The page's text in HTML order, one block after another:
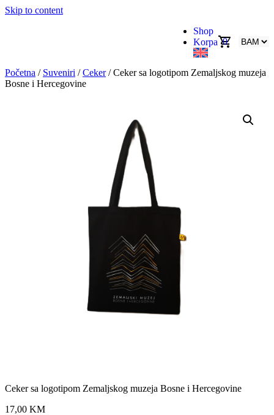
Skip to content
Shop
Korpa 0
Početna / Suveniri /Ceker/ Ceker sa logotipom Zemaljskog muzeja
Bosne i Hercegovine
Ceker sa logotipom Zemaljskog muzeja Bosne i Hercegovine
17,00 KM